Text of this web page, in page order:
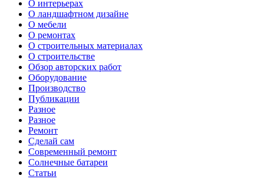
О интерьерах
О ландшафтном дизайне
О мебели
О ремонтах
О строительных материалах
О строительстве
Обзор авторских работ
Оборудование
Производство
Публикации
Разное
Разное
Ремонт
Сделай сам
Современный ремонт
Солнечные батареи
Статьи